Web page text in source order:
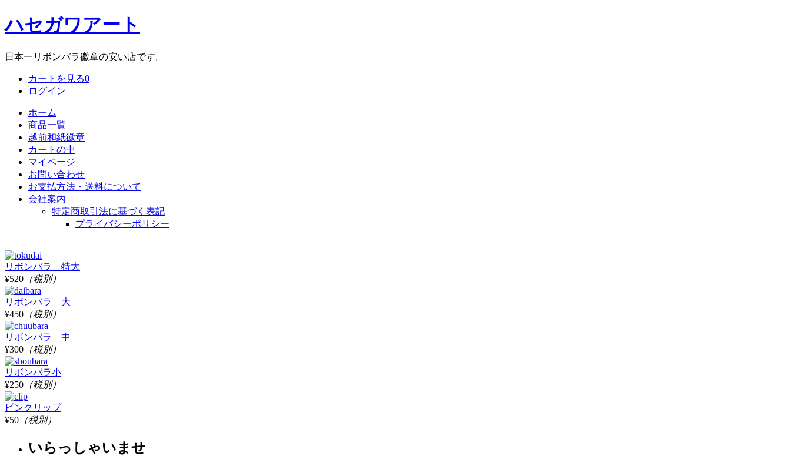
ハセガワアート
日本一リボンバラ徽章の安い店です。
カートを見る0
ログイン
ホーム
商品一覧
越前和紙徽章
カートの中
マイページ
お問い合わせ
お支払方法・送料について
会社案内
特定商取引法に基づく表記
プライバシーポリシー
リボンバラ 特大
¥520 （税別）
リボンバラ 大
¥450 （税別）
リボンバラ 中
¥300 （税別）
リボンバラ小
¥250 （税別）
ピンクリップ
¥50 （税別）
いらっしゃいませ